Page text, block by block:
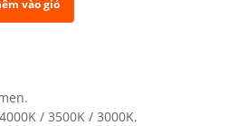
vào giỏ
/ 3500K / 3000K.